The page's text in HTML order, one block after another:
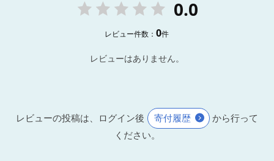
0.0
レビュー件数：0件
レビューはありません。
レビューの投稿は、ログイン後 寄付履歴
から行って
ください。